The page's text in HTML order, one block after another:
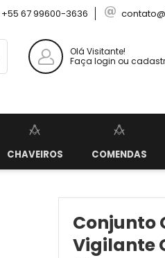
+55 67 99600-3636
Olá Visitante!
Faça login ou
CHAVEIROS COMENDAS
Conjunto
Vigilante